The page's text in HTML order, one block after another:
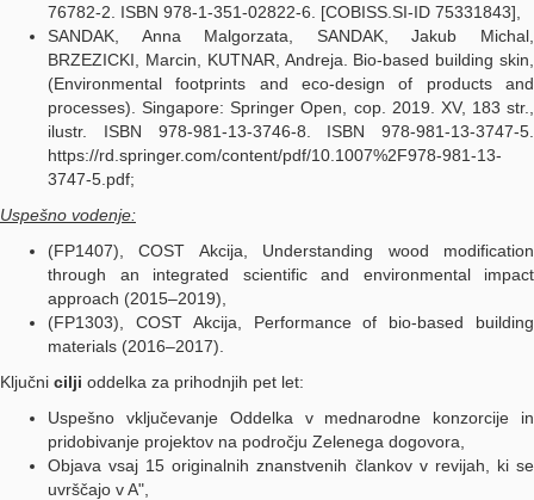
76782-2. ISBN 978-1-351-02822-6. [COBISS.SI-ID 75331843],
SANDAK, Anna Malgorzata, SANDAK, Jakub Michal,
BRZEZICKI, Marcin, KUTNAR, Andreja. Bio-based building skin,
(Environmental footprints and eco-design of products and
processes). Singapore: Springer Open, cop. 2019. XV, 183 str.,
ilustr. ISBN 978-981-13-3746-8. ISBN 978-981-13-3747-5.
https://rd.springer.com/content/pdf/10.1007%2F978-981-13-
3747-5.pdf;
Uspešno vodenje:
(FP1407), COST Akcija, Understanding wood modification
through an integrated scientific and environmental impact
approach (2015–2019),
(FP1303), COST Akcija, Performance of bio-based building
materials (2016–2017).
Ključni cilji oddelka za prihodnjih pet let:
Uspešno vključevanje Oddelka v mednarodne konzorcije in
pridobivanje projektov na področju Zelenega dogovora,
Objava vsaj 15 originalnih znanstvenih člankov v revijah, ki se
uvrščajo v A",